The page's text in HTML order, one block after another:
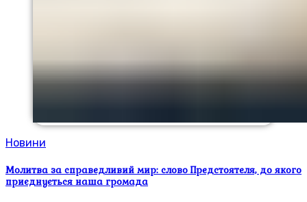
Новини
Молитва за справедливий мир: слово Предстоятеля, до якого
приєднується наша громада